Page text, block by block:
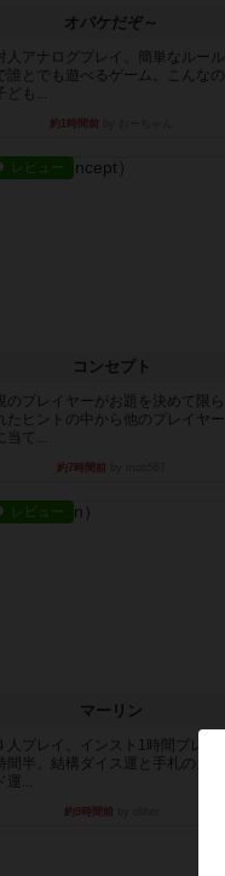
オバケだぞ～
人アナログプレイ。簡単なルール
誰とでも遊べるゲーム。こんなの
子ども...
約1時間前
レビュー
コンセプト
のプレイヤーがお題を決めて限ら
たヒントの中から他のプレイヤー
当て...
約7時間前
レビュー
マーリン
人プレイ。インスト1時間プレイ2
間半。結構ダイス運と手札のカー
ド運...
約9時間前